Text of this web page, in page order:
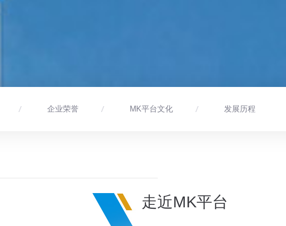
企业荣誉 MK平台文化 发展历程
走近MK平台